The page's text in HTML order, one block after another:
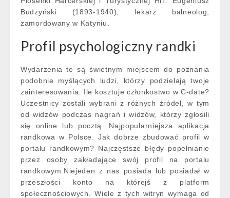
Budzyński (1893-1940), lekarz balneolog,
zamordowany w Katyniu.
Profil psychologiczny randki
Wydarzenia te są świetnym miejscem do poznania
podobnie myślących ludzi, którzy podzielają twoje
zainteresowania. Ile kosztuje członkostwo w C-date?
Uczestnicy zostali wybrani z różnych źródeł, w tym
od widzów podczas nagrań i widzów, którzy zgłosili
się online lub pocztą. Najpopularniejsza aplikacja
randkowa w Polsce. Jak dobrze zbudować profil w
portalu randkowym? Najczęstsze błędy popełnianie
przez osoby zakładające swój profil na portalu
randkowym.Niejeden z nas posiada lub posiadał w
przeszłości konto na którejś z platform
społecznościowych. Wiele z tych witryn wymaga od